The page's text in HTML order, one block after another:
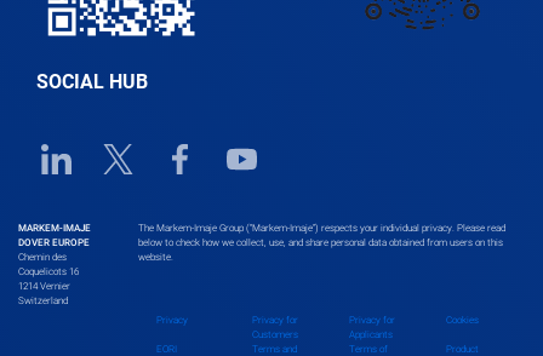
Bosnia and Herzegovina
Botswana
SOCIAL HUB
Linkedin URL link
Twitter URL linkFacebook URL link
Youtube URL link
MARKEM-IMAJE
DOVER EUROPE
Chemin des
Coquelicots 16
1214 Vernier
Switzerland
The Markem-Imaje Group (“Markem-Imaje”) respects your individual privacy. Please read
below to check how we collect, use, and share personal data obtained from users on this
website.
Privacy
Privacy for
Customers
Privacy for
Applicants
Cookies
EORI
Terms and
Terms of
Product